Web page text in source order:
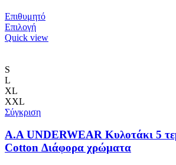
Επιθυμητό
ΕπιλογήΑυτό
το
μπορούν
επιλεγούν
στη
σελίδα
Quick view
S
L
XL
XXL
Σύγκριση
A.A UNDERWEAR Κυλοτάκι 5
Cotton Διάφορα χρώματα